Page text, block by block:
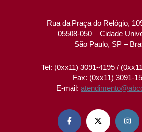
Rua da Praça do Relógio,
05508-050 – Cidade
São Paulo, SP –
Tel: (0xx11) 3091-4195 /
Fax: (0xx11) 3091-
E-mail:
  